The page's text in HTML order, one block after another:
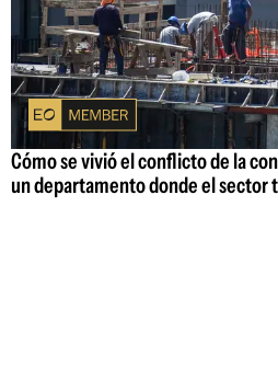
Cómo se vivió el conflicto de la
un departamento donde el sector